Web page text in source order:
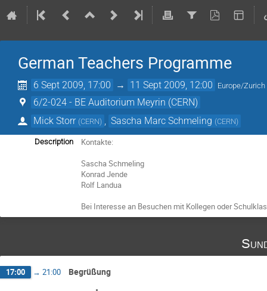
German Teachers Programme
6 Sept 2009, 17:00 → 11 Sept 2009, 12:00 Europe/Zurich
6/2-024 - BE Auditorium Meyrin (CERN)
Mick Storr (CERN) Sascha Marc Schmeling (CERN)
Description
Kontakte:
Sascha Schmeling
Konrad Jende
Rolf Landua
Bei Interesse an Besuchen mit Kollegen oder
17:00 → 21:00 Begrüßung